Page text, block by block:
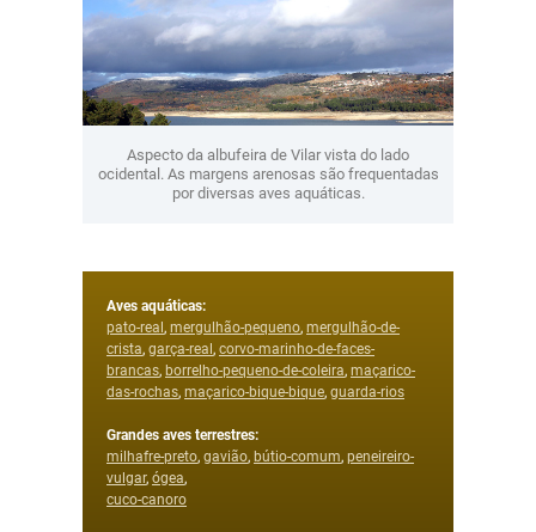
Aspecto da albufeira de Vilar vista do lado
ocidental. As margens arenosas são frequentadas
por diversas aves aquáticas.
Aves aquáticas:
pato-real, mergulhão-pequeno, mergulhão-de-
crista, garça-real, corvo-marinho-de-faces-
brancas, borrelho-pequeno-de-coleira, maçarico-
das-rochas, maçarico-bique-bique, guarda-rios
Grandes aves terrestres:
milhafre-preto, gavião, bútio-comum, peneireiro-
vulgar, ógea,
cuco-canoro